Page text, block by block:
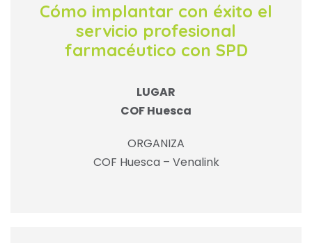
Cómo implantar con éxito el
servicio profesional
farmacéutico con SPD
LUGAR
COF Huesca
ORGANIZA
COF Huesca – Venalink